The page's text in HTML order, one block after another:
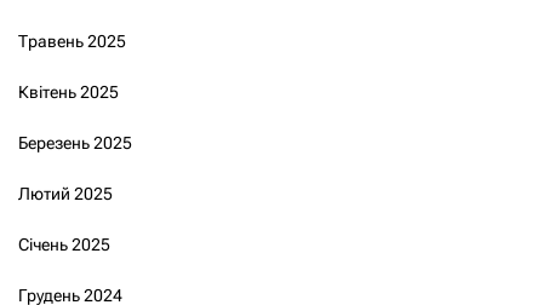
Травень 2025
Квітень 2025
Березень 2025
Лютий 2025
Січень 2025
Грудень 2024